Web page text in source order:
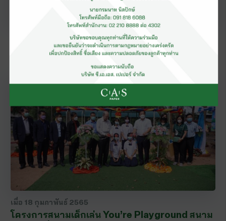
28 เมษายน 2565
เยี่ยมชมโรงงานผลิตกระดาษทิชชู ซี. เอ. เอส.
เปเปอร์ มิลล์ จ.สิงห์บุรี
เมื่อ 18 กุมภาพันธ์ 2565
โครงการสนามเด็กเล่น You’re Playground สนาม